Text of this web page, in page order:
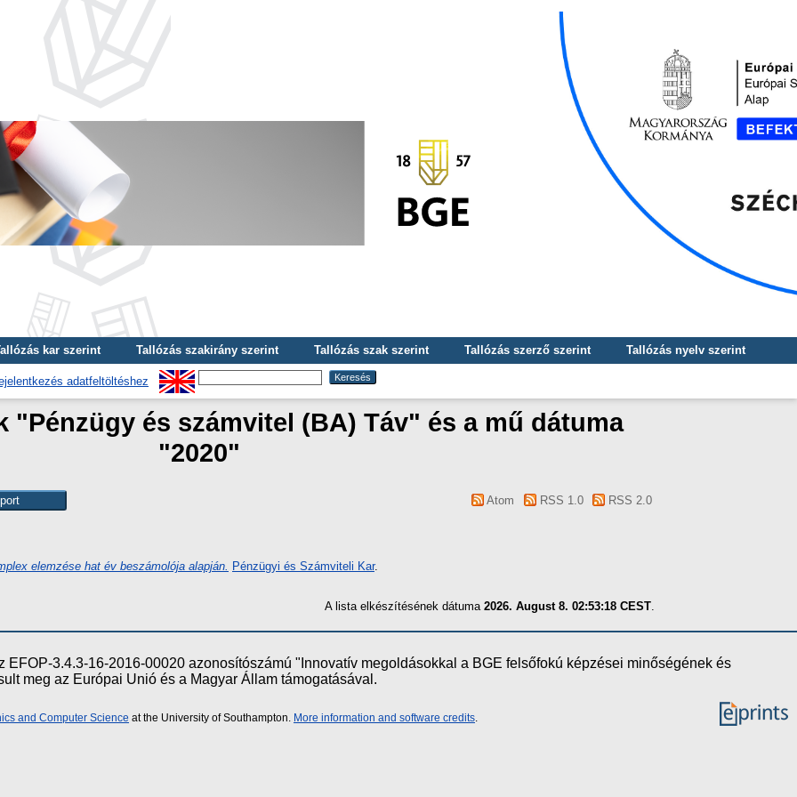
kar szerint Tallózás szakirány szerint Tallózás szak szerint Tallózás szerző szerint Tallózás nyelv szerint
adatfeltöltéshez
"Pénzügy és számvitel (BA) Táv" és a mű dátuma
"2020"
Atom RSS 1.0 RSS 2.0
elemzése hat év beszámolója alapján. Pénzügyi és Számviteli Kar.
A lista elkészítésének dátuma 2026. August 8. 02:53:18 CEST
3.4.3-16-2016-00020 azonosítószámú "Innovatív megoldásokkal a BGE felsőfokú képzései minőségének és
meg az Európai Unió és a Magyar Állam támogatásával.
and Computer Science at the University of Southampton. More information and software credits